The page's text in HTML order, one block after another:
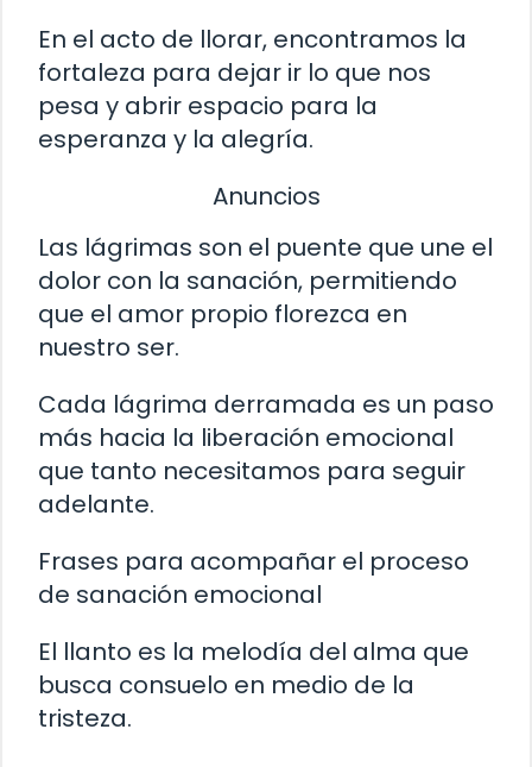
En el acto de llorar, encontramos la
fortaleza para dejar ir lo que nos
pesa y abrir espacio para la
esperanza y la alegría.
Anuncios
Las lágrimas son el puente que une el
dolor con la sanación, permitiendo
que el amor propio florezca en
nuestro ser.
Cada lágrima derramada es un paso
más hacia la liberación emocional
que tanto necesitamos para seguir
adelante.
Frases para acompañar el proceso
de sanación emocional
El llanto es la melodía del alma que
busca consuelo en medio de la
tristeza.